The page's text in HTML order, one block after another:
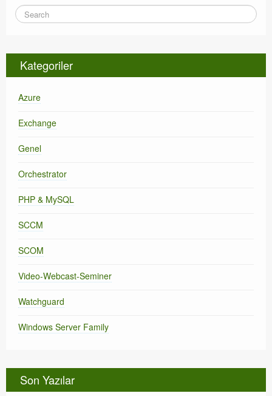
Kategoriler
Azure
Exchange
Genel
Orchestrator
PHP & MySQL
SCCM
SCOM
Video-Webcast-Seminer
Watchguard
Windows Server Family
Son Yazılar